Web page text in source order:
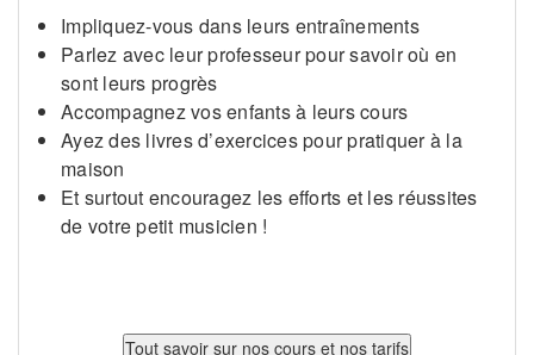
Impliquez-vous dans leurs entraînements
Parlez avec leur professeur pour savoir où en
sont leurs progrès
Accompagnez vos enfants à leurs cours
Ayez des livres d’exercices pour pratiquer à la
maison
Et surtout encouragez les efforts et les réussites
de votre petit musicien !